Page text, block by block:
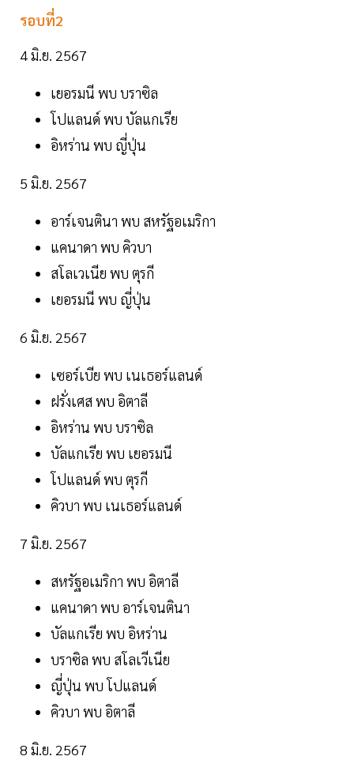
รอบที่2
4 มิ.ย. 2567
เยอรมนี พบ บราซิล
โปแลนด์ พบ บัลแกเรีย
อิหร่าน พบ ญี่ปุ่น
5 มิ.ย. 2567
อาร์เจนตินา พบ สหรัฐอเมริกา
แคนาดา พบ คิวบา
สโลเวเนีย พบ ตุรกี
เยอรมนี พบ ญี่ปุ่น
6 มิ.ย. 2567
เซอร์เบีย พบ เนเธอร์แลนด์
ฝรั่งเศส พบ อิตาลี
อิหร่าน พบ บราซิล
บัลแกเรีย พบ เยอรมนี
โปแลนด์ พบ ตุรกี
คิวบา พบ เนเธอร์แลนด์
7 มิ.ย. 2567
สหรัฐอเมริกา พบ อิตาลี
แคนาดา พบ อาร์เจนตินา
บัลแกเรีย พบ อิหร่าน
บราซิล พบ สโลเวีเนีย
ญี่ปุ่น พบ โปแลนด์
คิวบา พบ อิตาลี
8 มิ.ย. 2567